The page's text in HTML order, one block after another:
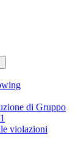
di Gruppo
violazioni